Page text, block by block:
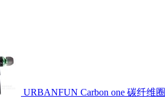
URBANFUN Carbon one 碳纤维